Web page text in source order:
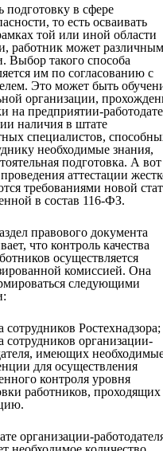
подготовку в сфере
то есть осваивать
той или иной области
работник может
Выбор такого способа
им по согласованию с
Это может быть
организации,
на предприятии-
наличия в штате
специалистов,
необходимые знания,
подготовка. А вот
аттестации
требованиями новой
в состав 116-ФЗ.
правового документа
что контроль качества
осуществляется
комиссией. Она
следующими
сотрудников Ростехнадзора;
сотрудников организации-
имеющих
для осуществления
контроля уровня
работников, проходящих
организации-